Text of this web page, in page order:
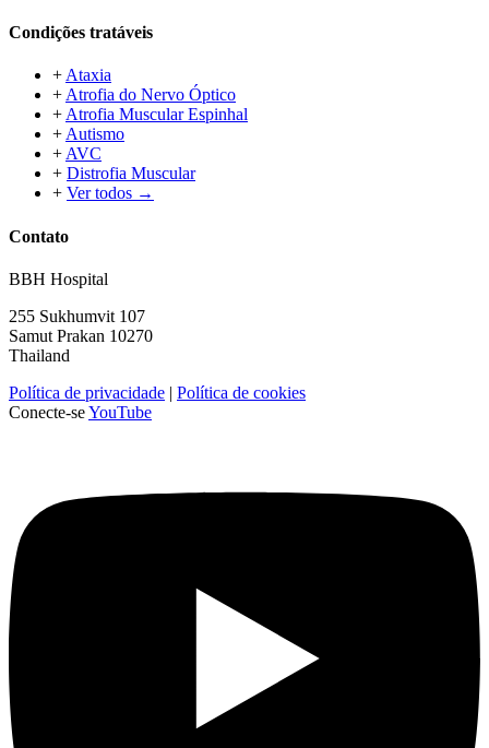
Condições tratáveis
+ Ataxia
+ Atrofia do Nervo Óptico
+ Atrofia Muscular Espinhal
+ Autismo
+ AVC
+ Distrofia Muscular
+ Ver todos →
Contato
BBH Hospital
255 Sukhumvit 107
Samut Prakan 10270
Thailand
Política de privacidade | Política de cookies
Conecte-seYouTube